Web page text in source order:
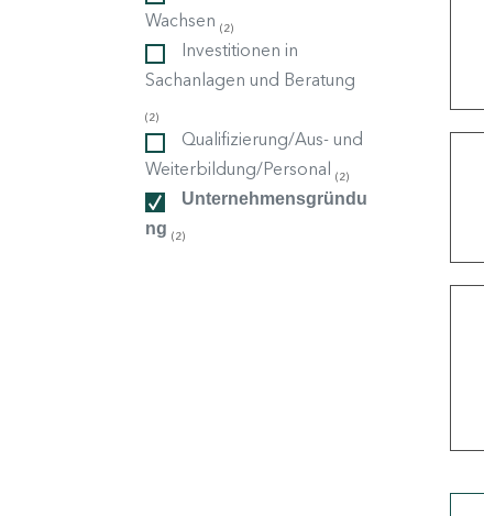
Wachsen (2)
Investitionen in
Sachanlagen und Beratung
(2)
Qualifizierung/Aus- und
Weiterbildung/Personal (2)
Unternehmensgründu
ng (2)